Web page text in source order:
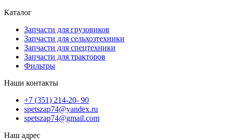
Каталог
Запчасти для грузовиков
Запчасти для сельхозтехники
Запчасти для спецтехники
Запчасти для тракторов
Фильтры
Наши контакты
+7 (351) 214-20- 90
spetszap74@yandex.ru
spetszap74@gmail.com
Наш адрес